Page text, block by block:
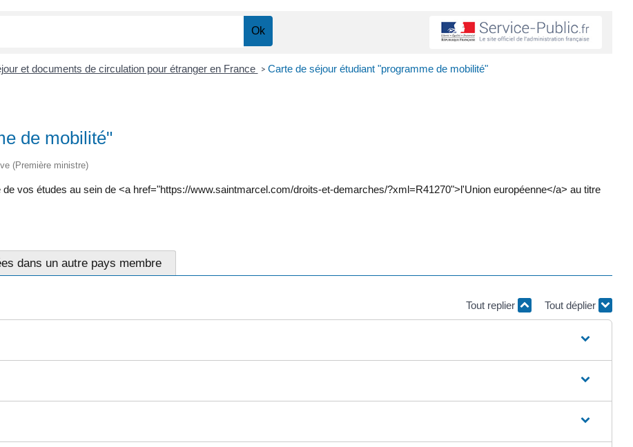
et documents de circulation pour étranger en France > Carte de séjour étudiant "programme de mobilité"
de mobilité"
(Première ministre)
vos études au sein de <a href="https://www.saintmarcel.com/droits-et-demarches/?xml=R41270">l'Union européenne</a> au titre
dans un autre pays membre
Tout replier Tout déplier